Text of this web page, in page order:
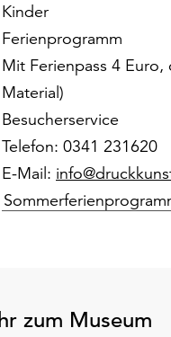
Kinder
Ferienprogramm
Mit Ferienpass 4
Material)
Besucherservice
Telefon: 0341 231620
E-Mail:
zum Museum